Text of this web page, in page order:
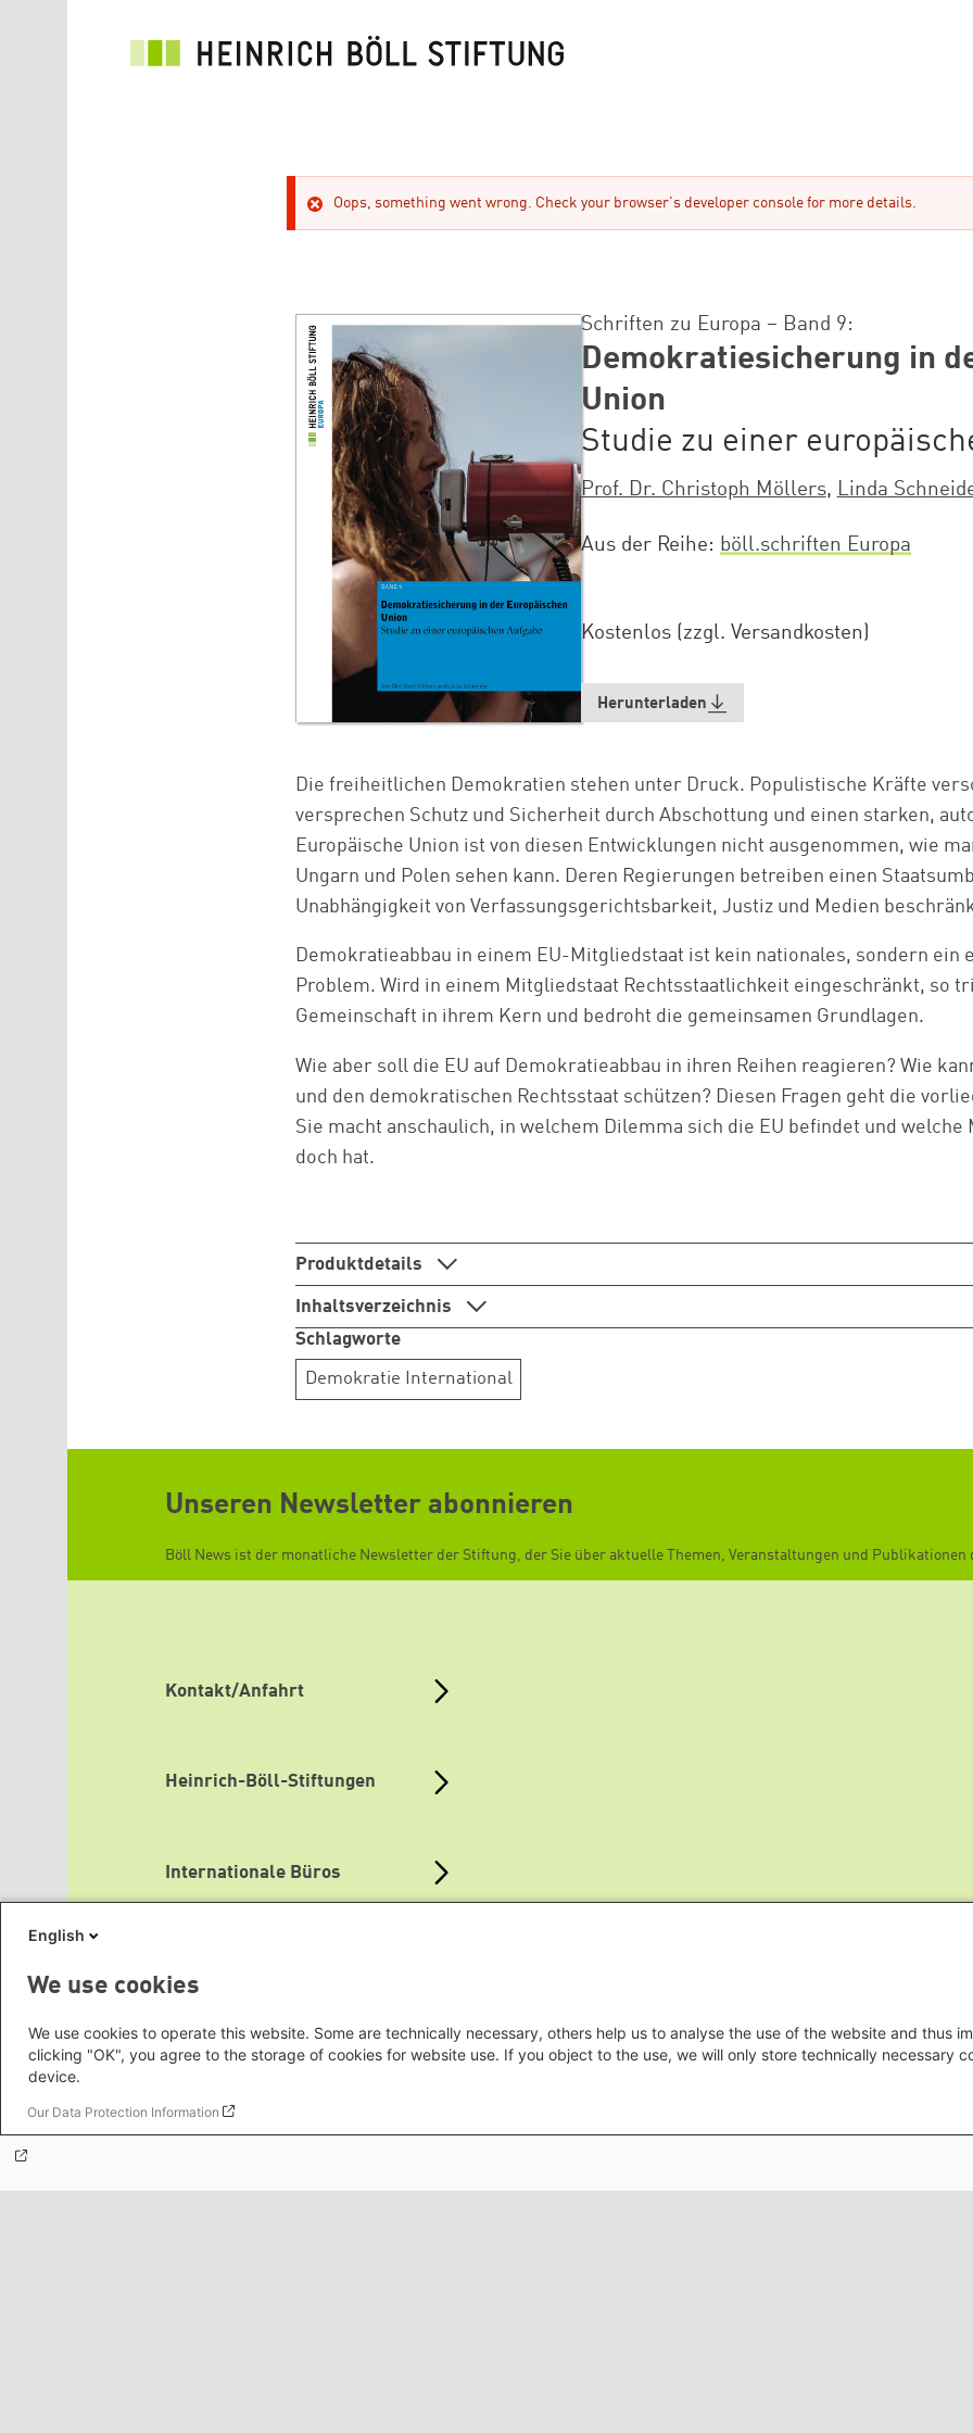
Oops, something went wrong. Check your browser's developer console for more details.
Schriften zu Europa – Band 9:
Demokratiesicherung in
Union
Studie zu einer
Prof. Dr. Christoph Möllers, Linda
Aus der Reihe böll.schriften Europa
Kostenlos (zzgl. Versandkosten)
Herunterladen
Die freiheitlichen Demokratien stehen unter Druck. Populistische Kräfte
versprechen Schutz und Sicherheit durch Abschottung und einen starken,
Europäische Union ist von diesen Entwicklungen nicht ausgenommen, wie
Ungarn und Polen sehen kann. Deren Regierungen betreiben einen
Unabhängigkeit von Verfassungsgerichtsbarkeit, Justiz und Medien
Demokratieabbau in einem EU-Mitgliedstaat ist kein nationales, sondern ein
Problem. Wird in einem Mitgliedstaat Rechtsstaatlichkeit eingeschränkt, so
Gemeinschaft in ihrem Kern und bedroht die gemeinsamen Grundlagen.
Wie aber soll die EU auf Demokratieabbau in ihren Reihen reagieren? Wie
und den demokratischen Rechtsstaat schützen? Diesen Fragen geht die
Sie macht anschaulich, in welchem Dilemma sich die EU befindet und welche
doch hat.
Produktdetails
Inhaltsverzeichnis
Schlagworte
Demokratie International
Zum Warenkorb hinzugefügt:
weiter lesen Zum Warenkorb
Unseren Newsletter abonnieren
Böll News ist der monatliche Newsletter der Stiftung, der Sie über aktuelle Themen, Veranstaltungen und
Kontakt/Anfahrt
Heinrich-Böll-Stiftungen
Internationale Büros
Mediatheken
English
We use cookies
We use cookies to operate this website. Some are technically necessary, others help us to analyse the use of the website and thus
clicking "OK", you agree to the storage of cookies for website use. If you object to the use, we will only store technically necessary
device.
Our Data Protection Information